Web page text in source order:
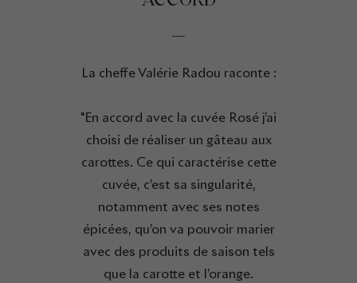
La cheffe Valérie Radou raconte :
"En accord avec la cuvée Rosé j’ai
choisi de réaliser un gâteau aux
carottes. Ce qui caractérise cette
cuvée, c’est sa singularité,
notamment avec ses notes
épicées, qu’on va pouvoir marier
avec des produits de saison tels
que la carotte et l’orange.